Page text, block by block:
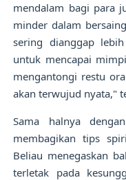
mendalam bagi para
minder dalam
sering dianggap
untuk mencapai
mengantongi restu
akan terwujud nyata,"
Sama halnya
membagikan tips
Beliau menegaskan
terletak pada